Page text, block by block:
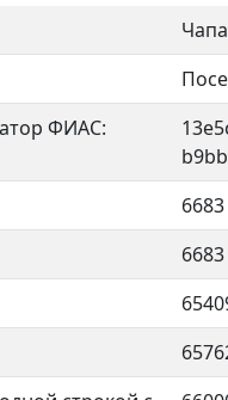
ФИАС:
6683
6683